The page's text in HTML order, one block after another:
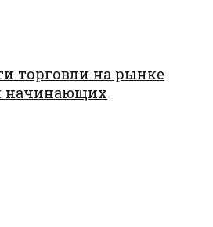
торговли на рынке
начинающих